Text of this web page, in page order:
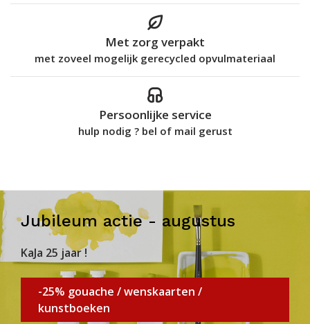
Met zorg verpakt
met zoveel mogelijk gerecycled opvulmateriaal
Persoonlijke service
hulp nodig ? bel of mail gerust
Jubileum actie - augustus
KaJa 25 jaar !
-25% gouache / wenskaarten /
kunstboeken